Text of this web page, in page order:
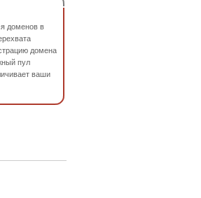
доменов в
домена
пул
ваши